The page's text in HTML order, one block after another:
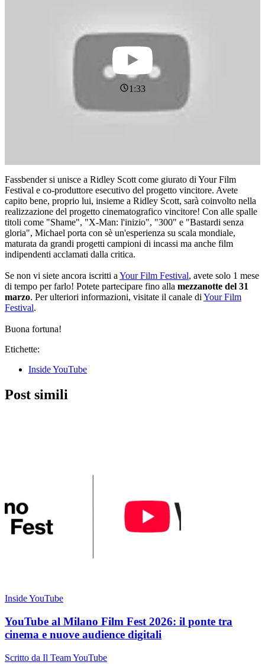
1:33
Fassbender si unisce a Ridley Scott come giurato di Your Film
Festival e co-produttore esecutivo del progetto vincitore. Avete
capito bene, proprio lui, insieme a Ridley Scott, sarà coinvolto nella
realizzazione del progetto cinematografico vincitore! Con alle spalle
titoli come "Shame", "X-Man: l'inizio", "300" e "Bastardi senza
gloria", Michael porta con sè un'esperienza su scala mondiale,
maturata da grandi progetti campioni di incassi ma anche film
indipendenti acclamati dalla critica.
Se non vi siete ancora iscritti aYour Film Festival, avete solo 1 mese
di tempo per farlo! Potete partecipare fino alla mezzanotte del 31
marzo. Per ulteriori informazioni, visitate il canale diYour Film
Festival.
Buona fortuna!
Etichette:
Inside YouTube
Post simili
Inside YouTube
YouTube al Milano Film Fest 2026: il ponte tra
cinema e nuove audience digitali
Scritto da Il Team YouTube